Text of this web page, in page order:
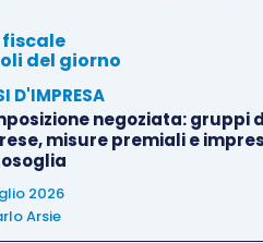
del giorno
D'IMPRESA
negoziata: gruppi
misure premiali e
2026
Arsie